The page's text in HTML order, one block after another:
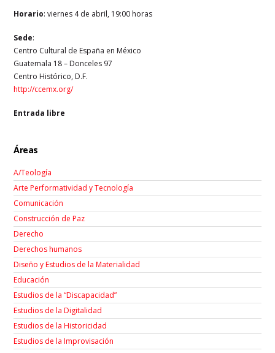
Horario: viernes 4 de abril, 19:00 horas
Sede:
Centro Cultural de España en México
Guatemala 18 – Donceles 97
Centro Histórico, D.F.
http://ccemx.org/
Entrada libre
Áreas
A/Teología
Arte Performatividad y Tecnología
Comunicación
Construcción de Paz
Derecho
Derechos humanos
Diseño y Estudios de la Materialidad
Educación
Estudios de la “Discapacidad”
Estudios de la Digitalidad
Estudios de la Historicidad
Estudios de la Improvisación